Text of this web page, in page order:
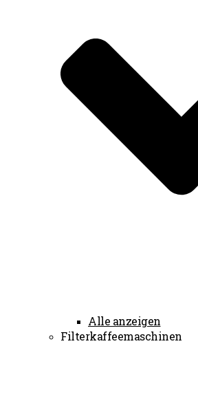
Alle anzeigen
Filterkaffeemaschinen